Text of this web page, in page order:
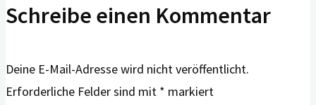
Schreibe einen Kommentar
Deine E-Mail-Adresse wird nicht veröffentlicht.
Erforderliche Felder sind mit * markiert